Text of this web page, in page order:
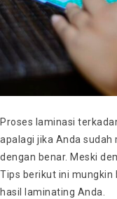
Proses laminasi
apalagi jika Anda sudah
dengan benar. Meski
Tips berikut ini
hasil laminating Anda.